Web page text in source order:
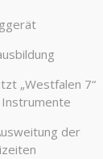
„Westfalen 7“
der